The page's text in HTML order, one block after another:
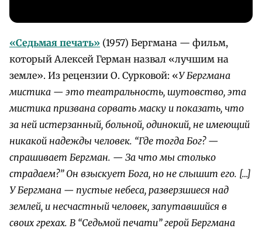
«Седьмая печать» (1957) Бергмана — фильм,
который Алексей Герман назвал «лучшим на
земле». Из рецензии О. Сурковой: «У Бергмана
мистика — это театральность, шутовство, эта
мистика призвана сорвать маску и показать, что
за ней истерзанный, больной, одинокий, не имеющий
никакой надежды человек. “Где тогда Бог? —
спрашивает Бергман. — За что мы столько
страдаем?” Он взыскует Бога, но не слышит его. […]
У Бергмана — пустые небеса, разверзшиеся над
землей, и несчастный человек, запутавшийся в
своих грехах. В “Седьмой печати” герой Бергмана